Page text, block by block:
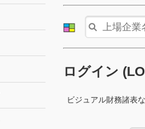
ログイン
ビジュアル財務諸表